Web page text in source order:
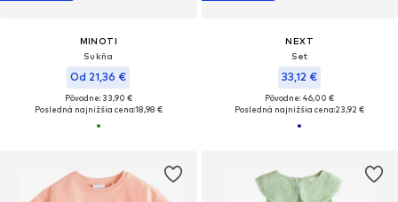
MINOTI
Sukňa
Od 21,36 €
Pôvodne: 33,90 €
Posledná najnižšia cena:18,98 €
NEXT
Set
33,12 €
Pôvodne: 46,00 €
Posledná najnižšia cena:23,92 €